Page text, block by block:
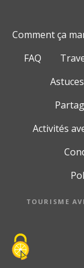
Comment ça
FAQ
Activités
TOURISME